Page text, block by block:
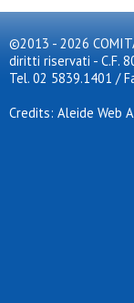
©2013 - 2026
diritti riservati - C.F.
Tel. 02 5839.1401 /
Credits: Aleide Web